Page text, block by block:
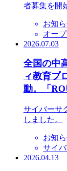
者募集を開
お知
オー
2026.07.03
全国の中
ィ教育プ
動。「
サイバーサ
しました。
お知
サイ
2026.04.13